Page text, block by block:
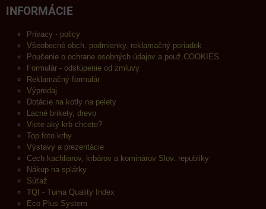
INFORMÁCIE
Privacy - policy
Všeobecné obch. podmienky, reklamačný poriadok
Poučenie o ochrane osobných údajov a použ.COOKIES
Formulár - odstúpenie od zmluvy
Reklamačný formulár
Výpredaj
Dotácie na kotly na pelety
Lacné brikety, drevo
Viete aký krb chcete?
Top foto krby
Výstavy a prezentácie
Cech kachliarov, krbárov a kominárov Slov. republiky
Nákup na splátky
Súťaž
TQI - Tuma Quality Index
Eco Plus System